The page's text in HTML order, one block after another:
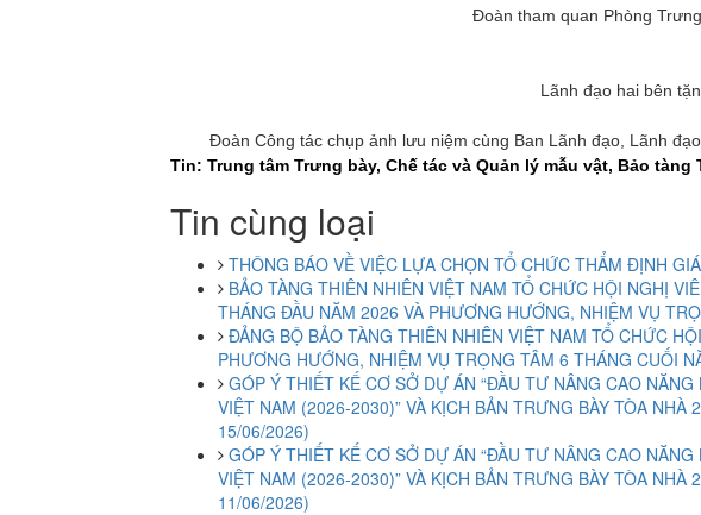
Đoàn tham quan Phòng
Lãnh đạo hai bên
Đoàn Công tác chụp ảnh lưu niệm cùng Ban Lãnh đạo, Lãnh
Tin: Trung tâm Trưng bày, Chế tác và Quản lý mẫu vật, Bảo tàng
Tin cùng loại
THÔNG BÁO VỀ VIỆC LỰA CHỌN TỔ CHỨC THẨM ĐỊNH
BẢO TÀNG THIÊN NHIÊN VIỆT NAM TỔ CHỨC HỘI NGHỊ
THÁNG ĐẦU NĂM 2026 VÀ PHƯƠNG HƯỚNG, NHIỆM VỤ
ĐẢNG BỘ BẢO TÀNG THIÊN NHIÊN VIỆT NAM TỔ CHỨC
PHƯƠNG HƯỚNG, NHIỆM VỤ TRỌNG TÂM 6 THÁNG CUỐI
GÓP Ý THIẾT KẾ CƠ SỞ DỰ ÁN “ĐẦU TƯ NÂNG CAO
VIỆT NAM (2026-2030)” VÀ KỊCH BẢN TRƯNG BÀY TÒA NHÀ
15/06/2026)
GÓP Ý THIẾT KẾ CƠ SỞ DỰ ÁN “ĐẦU TƯ NÂNG CAO
VIỆT NAM (2026-2030)” VÀ KỊCH BẢN TRƯNG BÀY TÒA NHÀ
11/06/2026)